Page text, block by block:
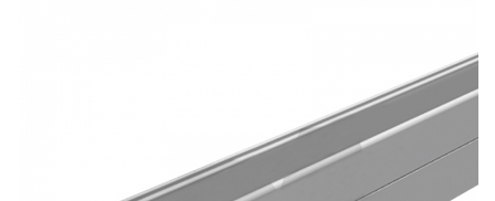
Set profil toc usa sticla